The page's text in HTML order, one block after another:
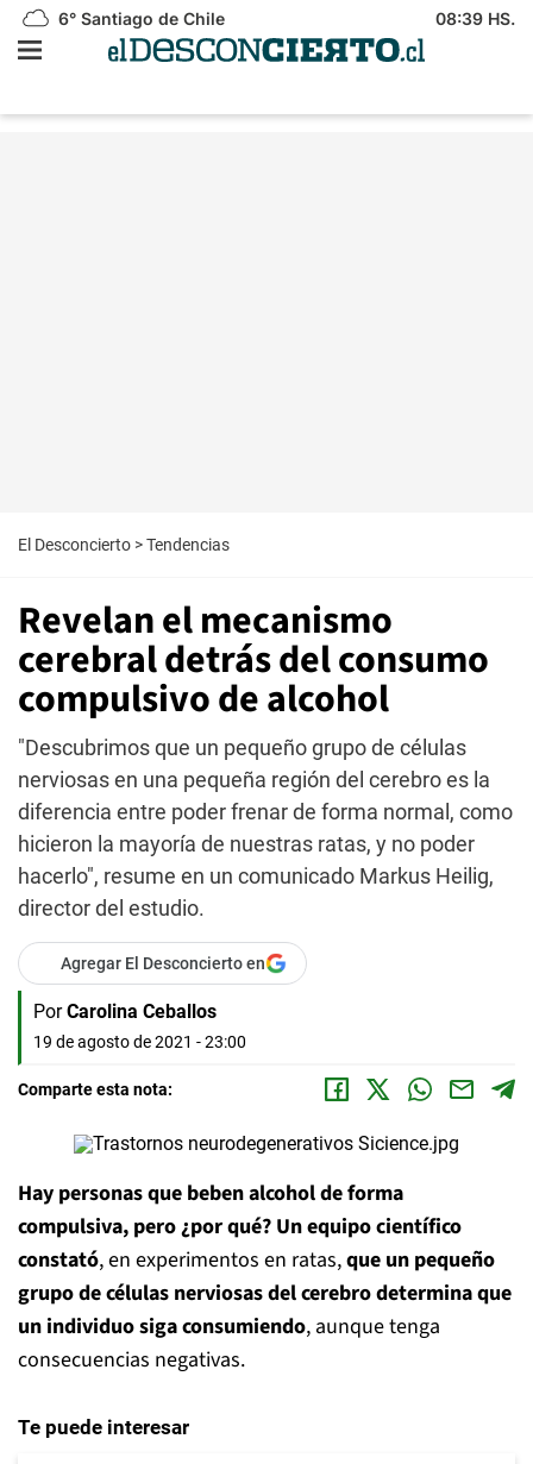
6° Santiago de Chile 08:39 HS.
El Desconcierto >Tendencias
Revelan el mecanismo
cerebral detrás del consumo
compulsivo de alcohol
"Descubrimos que un pequeño grupo de células
nerviosas en una pequeña región del cerebro es la
diferencia entre poder frenar de forma normal, como
hicieron la mayoría de nuestras ratas, y no poder
hacerlo", resume en un comunicado Markus Heilig,
director del estudio.
Agregar El Desconcierto en
Por Carolina Ceballos
19 de agosto de 2021 - 23:00
Comparte esta nota:
Hay personas que beben alcohol de forma
compulsiva, pero ¿por qué? Un equipo científico
constató, en experimentos en ratas,que un pequeño
grupo de células nerviosas del cerebro determina que
un individuo siga consumiendo, aunque tenga
consecuencias negativas.
Te puede interesar